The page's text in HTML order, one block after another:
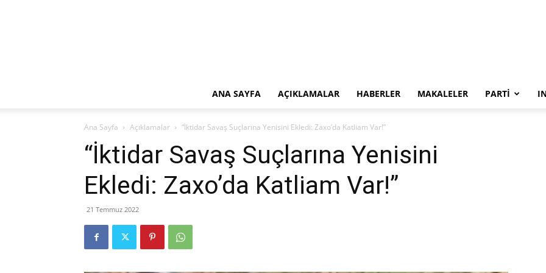
ANA SAYFA AÇIKLAMALAR HABERLER MAKALELER PARTI
Ana Sayfa Açıklamalar “İktidar Savaş Suçlarına Yenisini Ekledi: Zaxo’da Katliam Var!”
“İktidar Savaş Suçlarına Yenisini
Ekledi: Zaxo’da Katliam Var!”
21 Temmuz 2022